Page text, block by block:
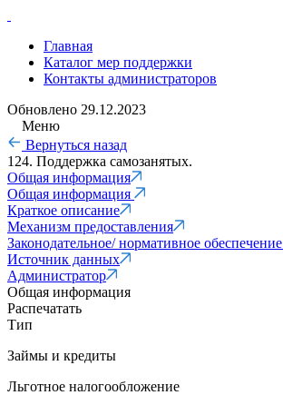
Главная
Каталог мер поддержки
Контакты администраторов
Обновлено 29.12.2023
Меню
Вернуться назад
124. Поддержка самозанятых.
Общая информация
Общая информация
Краткое описание
Механизм предоставления
Законодательное/ нормативное обеспечение
Источник данных
Администратор
Общая информация
Распечатать
Тип
Займы и кредиты
Льготное налогообложение